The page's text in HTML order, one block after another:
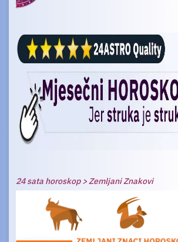
24 sata horoskop > Zemljani Znakovi